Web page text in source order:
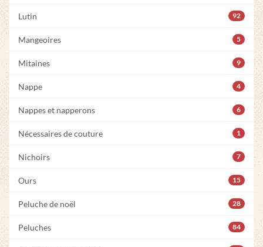
Lutin 92
Mangeoires 5
Mitaines 9
Nappe 4
Nappes et napperons 6
Nécessaires de couture 1
Nichoirs 7
Ours 15
Peluche de noël 28
Peluches 84